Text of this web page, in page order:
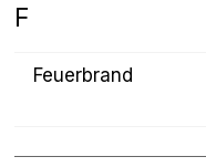
F
Feuerbrand